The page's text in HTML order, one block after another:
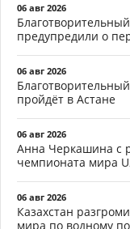
06 авг 2026
предупредили о
06 авг 2026
пройдёт в Астане
06 авг 2026
Анна Черкашина с
чемпионата мира
06 авг 2026
Казахстан
мира по водному